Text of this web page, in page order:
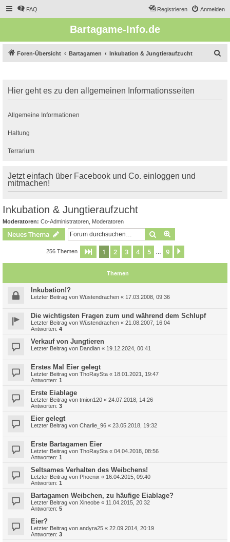
FAQ Anmelden
Registrieren
Bartagame-Info.de
Foren-Übersicht Bartagamen Inkubation & Jungtieraufzucht
e
Hier geht es zu den allgemeinen Informationsseiten
Allgemeine Informationen
Haltung
Terrarium
Jetzt einfach über Facebook und Co. einloggen und
mitmachen!
Inkubation & Jungtieraufzucht
Moderatoren: Co-Administratoren Moderatoren
Neues Thema Suche
256 Themen Seite 1von
1 2 3 4 5 9
Themen
Inkubation!?
Letzter Beitrag von Wüstendrachen « 17.03.2008, 09:36
Die wichtigsten Fragen zum und während dem Schlupf
Letzter Beitrag von Wüstendrachen « 21.08.2007, 16:04
Antworten: 4
Verkauf von Jungtieren
Letzter Beitrag von Dandian « 19.12.2024, 00:41
Erstes Mal Eier gelegt
Letzter Beitrag von ThoRaySta « 18.01.2021, 19:47
Antworten: 1
Erste Eiablage
Letzter Beitrag von tmion120 « 24.07.2018, 14:26
Antworten: 3
Eier gelegt
Letzter Beitrag von Charlie_96 « 23.05.2018, 19:32
Erste Bartagamen Eier
Letzter Beitrag von ThoRaySta « 04.04.2018, 08:56
Antworten: 1
Seltsames Verhalten des Weibchens!
Letzter Beitrag von Phoenix « 16.04.2015, 09:40
Antworten: 1
Bartagamen Weibchen, zu häufige Eiablage?
Letzter Beitrag von Xineobe « 11.04.2015, 20:32
Antworten: 5
Eier?
Letzter Beitrag von andyra25 « 22.09.2014, 20:19
Antworten: 3